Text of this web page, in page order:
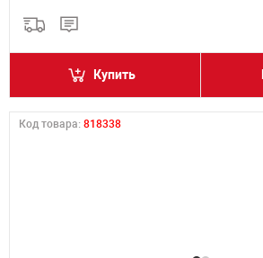
Купить
Код товара: 818338